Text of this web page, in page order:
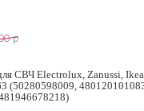
p
СВЧ Electrolux, Zanussi,
(50280598009,